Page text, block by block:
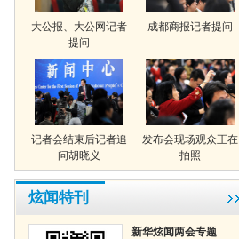
大公报、大公网记者
提问
成都商报记者提问
记者会结束后记者追
问胡晓义
发布会现场观众正在
拍照
炫闻特刊
新华炫闻两会专题